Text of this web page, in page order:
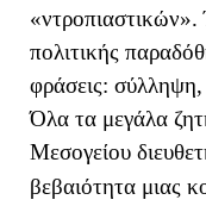
πολιτικής
φράσεις:
Όλα τα μεγάλα
Μεσογείου
βεβαιότητα μιας